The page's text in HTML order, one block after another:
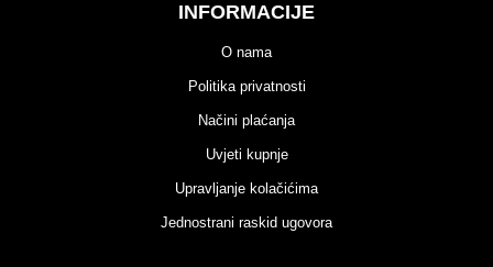
INFORMACIJE
O nama
Politika privatnosti
Načini plaćanja
Uvjeti kupnje
Upravljanje kolačićima
Jednostrani raskid ugovora